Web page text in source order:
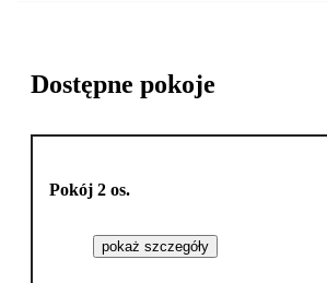
Dostępne pokoje
Pokój 2 os.
pokaż szczegóły